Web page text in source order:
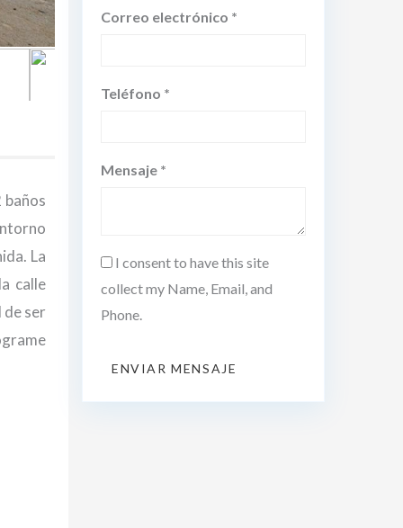
La
calle
ser
Correo electrónico *
Teléfono *
Mensaje *
I consent to have this site
collect my Name, Email, and
Phone.
ENVIAR MENSAJE